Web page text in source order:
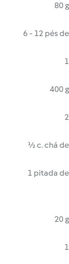
80 g
6 - 12 pés de
1
400 g
2
½ c. chá de
1 pitada de
20 g
1